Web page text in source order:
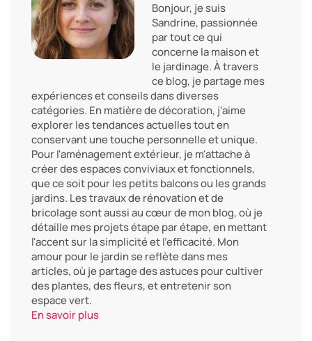
Bonjour, je suis
Sandrine, passionnée
par tout ce qui
concerne la maison et
le jardinage. À travers
ce blog, je partage mes
expériences et conseils dans diverses
catégories. En matière de décoration, j'aime
explorer les tendances actuelles tout en
conservant une touche personnelle et unique.
Pour l'aménagement extérieur, je m'attache à
créer des espaces conviviaux et fonctionnels,
que ce soit pour les petits balcons ou les grands
jardins. Les travaux de rénovation et de
bricolage sont aussi au cœur de mon blog, où je
détaille mes projets étape par étape, en mettant
l'accent sur la simplicité et l'efficacité. Mon
amour pour le jardin se reflète dans mes
articles, où je partage des astuces pour cultiver
des plantes, des fleurs, et entretenir son
espace vert.
En savoir plus